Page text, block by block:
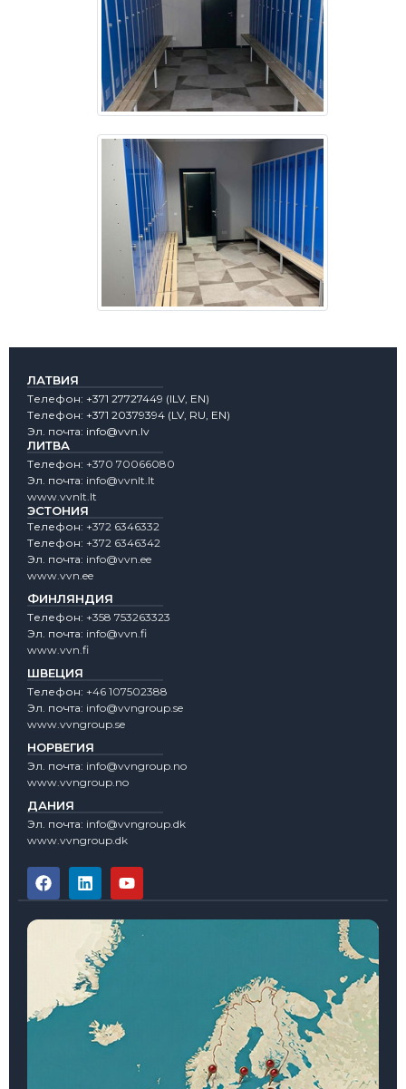
ЛАТВИЯ
Tелефон: +371 27727449 (lLV, EN)
Tелефон: +371 20379394 (LV, RU, EN)
Эл. почта: info@vvn.lv
ЛИТВА
Tелефон: +370 70066080
Эл. почта: info@vvnlt.lt
www.vvnlt.lt
ЭСТОНИЯ
Tелефон: +372 6346332
Tелефон: +372 6346342
Эл. почта: info@vvn.ee
www.vvn.ee
ФИНЛЯНДИЯ
Tелефон: +358 753263323
Эл. почта: info@vvn.fi
www.vvn.fi
ШВЕЦИЯ
Tелефон: +46 107502388
Эл. почта: info@vvngroup.se
www.vvngroup.se
НОРВЕГИЯ
Эл. почта: info@vvngroup.no
www.vvngroup.no
ДАНИЯ
Эл. почта: info@vvngroup.dk
www.vvngroup.dk